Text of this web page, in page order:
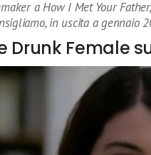
a How I Met Your
in uscita a gennaio
Drunk Female